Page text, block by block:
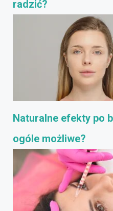
radzić?
Naturalne efekty po
ogóle możliwe?